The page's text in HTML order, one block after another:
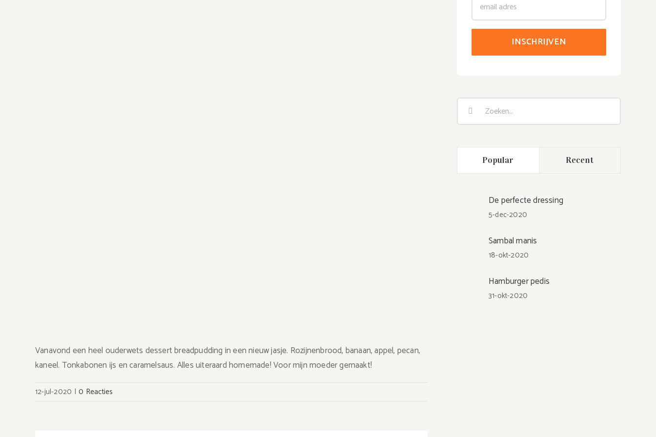
Vanavond een heel ouderwets dessert breadpudding in een nieuw jasje. Rozijnenbrood, banaan, appel, pecan,
kaneel. Tonkabonen ijs en caramelsaus. Alles uiteraard homemade! Voor mijn moeder gemaakt!
12-jul-2020 | 0 Reacties
Zoeken
Popular Recent
De perfecte dressing
5-dec-2020
Sambal manis
18-okt-2020
Hamburger pedis
31-okt-2020